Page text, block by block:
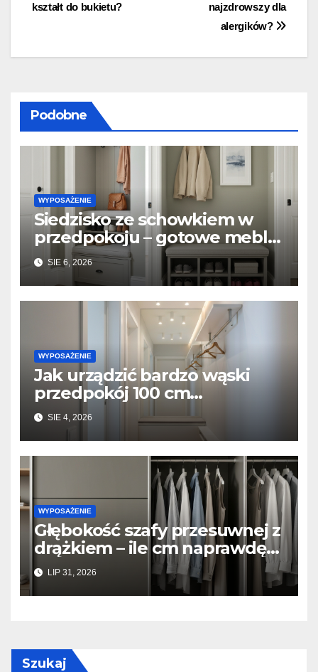
najzdrowszy dla
alergików?
kształt do bukietu?
Podobne
WYPOSAŻENIE
Siedzisko ze schowkiem w
przedpokoju – gotowe meble
vs. zabudowa stolarska na
wymiar
SIE 6, 2026
WYPOSAŻENIE
Jak urządzić bardzo wąski
przedpokój 100 cm
szerokości? Triki z lustrami i
płytkimi meblami
SIE 4, 2026
WYPOSAŻENIE
Głębokość szafy przesuwnej z
drążkiem – ile cm naprawdę
potrzeba, żeby ubrania się nie
gniotły?
LIP 31, 2026
Szukaj